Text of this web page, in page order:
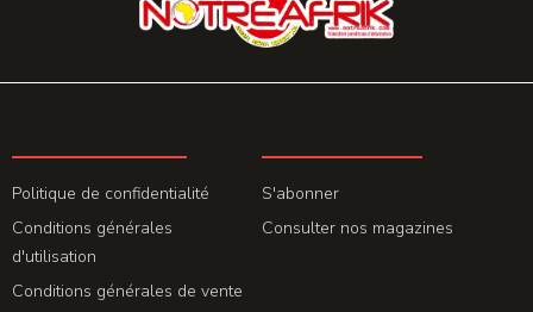
Politique de confidentialité
Conditions générales
d'utilisation
Conditions générales de vente
S'abonner
Consulter nos magazines